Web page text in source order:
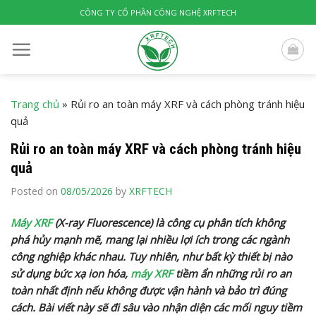
to
content
CÔNG TY CỔ PHẦN CÔNG NGHỆ XRFTECH
Trang chủ » Rủi ro an toàn máy XRF và cách phòng tránh hiệu
quả
Rủi ro an toàn máy XRF và cách phòng tránh hiệu
quả
Posted on 08/05/2026 by XRFTECH
Máy XRF(X-ray Fluorescence) là công cụ phân tích không
phá hủy mạnh mẽ, mang lại nhiều lợi ích trong các ngành
công nghiệp khác nhau. Tuy nhiên, như bất kỳ thiết bị nào
sử dụng bức xạ ion hóa, máy XRFtiềm ẩn những rủi ro an
toàn nhất định nếu không được vận hành và bảo trì đúng
cách. Bài viết này sẽ đi sâu vào nhận diện các mối nguy tiềm